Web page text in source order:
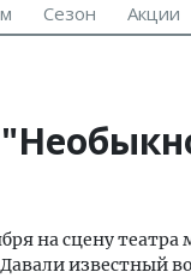
Сезон Акции
на сцену
известный